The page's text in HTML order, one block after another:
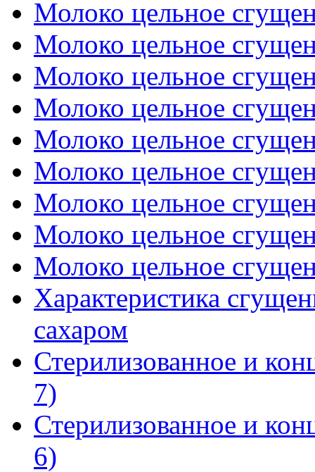
Молоко цельное
Молоко цельное
Молоко цельное
Молоко цельное
Молоко цельное
Молоко цельное
Молоко цельное
Молоко цельное
Молоко цельное
Характеристика
сахаром
Стерилизованное и
7)
Стерилизованное и
6)